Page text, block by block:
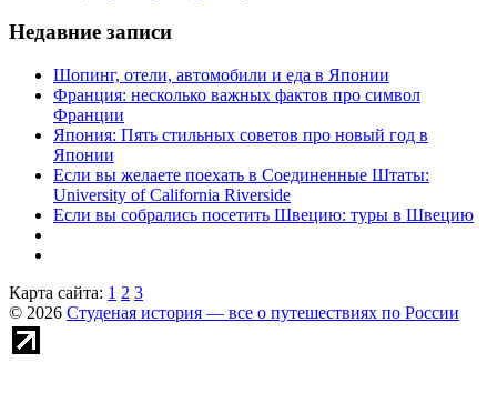
Недавние записи
Шопинг, отели, автомобили и еда в Японии
Франция: несколько важных фактов про символ
Франции
Япония: Пять стильных советов про новый год в
Японии
Если вы желаете поехать в Соединенные Штаты:
University of California Riverside
Если вы собрались посетить Швецию: туры в Швецию
Карта сайта: 1 2 3
© 2026 Студеная история — все о путешествиях по России